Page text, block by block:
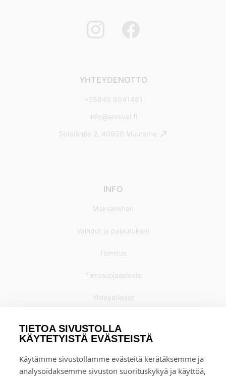
TIETOA SIVUSTOLLA
KÄYTETYISTÄ EVÄSTEISTÄ
Käytämme sivustollamme evästeitä kerätäksemme ja
analysoidaksemme sivuston suorituskykyä ja käyttöä,
YHTEYDENOTTO
+35845 8041481
info@annival.fi
Setäläntie 2, 40950 Muurame
INFO
Maksaminen
Vaihdot ja palautukset
Toimitus
Tietosuojaseloste
Yhteystiedot